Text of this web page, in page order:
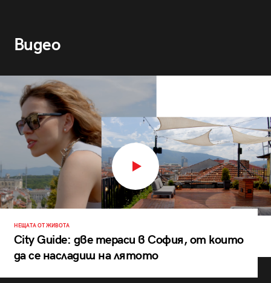
Видео
НЕЩАТА ОТ ЖИВОТА
City Guide: две тераси в София, от които
да се насладиш на лятото